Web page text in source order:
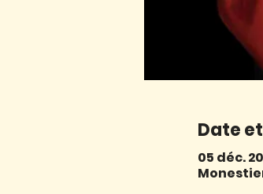
Date
05 déc.